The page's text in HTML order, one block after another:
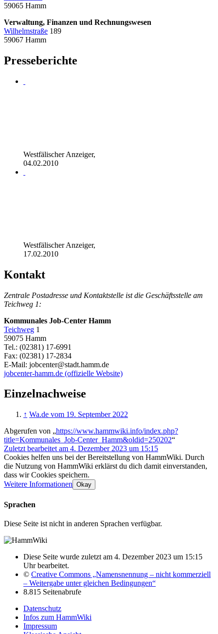
59065 Hamm
Verwaltung, Finanzen und Rechnungswesen
Wilhelmstraße 189
59067 Hamm
Presseberichte
Westfälischer Anzeiger,
04.02.2010
Westfälischer Anzeiger,
17.02.2010
Kontakt
Zentrale Postadresse und Kontaktstelle ist die Geschäftsstelle am
Teichweg 1:
Kommunales Job-Center Hamm
Teichweg 1
59075 Hamm
Tel.: (02381) 17-6991
Fax: (02381) 17-2834
E-Mail: jobcenter@stadt.hamm.de
jobcenter-hamm.de (offizielle Website)
Einzelnachweise
↑ Wa.de vom 19. September 2022
Abgerufen von „https://www.hammwiki.info/index.php?
title=Kommunales_Job-Center_Hamm&oldid=250202“
Zuletzt bearbeitet am 4. Dezember 2023 um 15:15
Cookies helfen uns bei der Bereitstellung von HammWiki. Durch
die Nutzung von HammWiki erklärst du dich damit einverstanden,
dass wir Cookies speichern.
Weitere Informationen Okay
Sprachen
Diese Seite ist nicht in anderen Sprachen verfügbar.
Diese Seite wurde zuletzt am 4. Dezember 2023 um 15:15
Uhr bearbeitet.
© Creative Commons „Namensnennung – nicht kommerziell
– Weitergabe unter gleichen Bedingungen“
8.815 Seitenabrufe
Datenschutz
Infos zum HammWiki
Impressum